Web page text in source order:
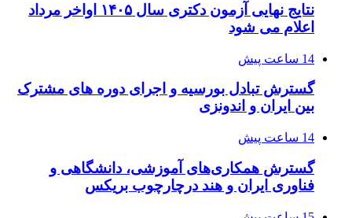
نتایج نهایی آزمون دکتری سال ۱۴۰۵ اواخر مرداد
اعلام می شود
14 ساعت پیش
گسترش تبادل بورسیه و اجرای دوره های مشترک
بین ایران و اندونزی
14 ساعت پیش
گسترش همکاری‌های آموزشی، دانشگاهی و
فناوری ایران و هند درچارچوب بریکس